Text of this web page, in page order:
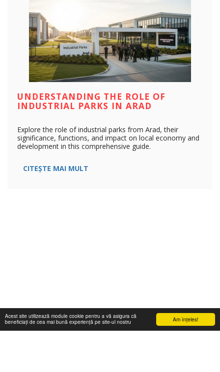
Am înţeles!
Acest site utilizează module cookie pentru a vă asigura că
beneficiați de cea mai bună experiență pe site-ul nostru
UNDERSTANDING THE ROLE OF
INDUSTRIAL PARKS IN ARAD
Explore the role of industrial parks from Arad, their
significance, functions, and impact on local economy and
development in this comprehensive guide.
CITEȘTE MAI MULT